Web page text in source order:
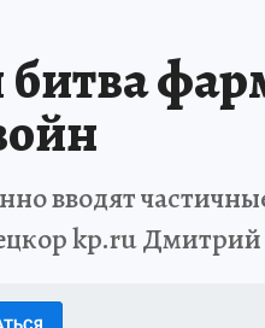
вводят
kp.ru